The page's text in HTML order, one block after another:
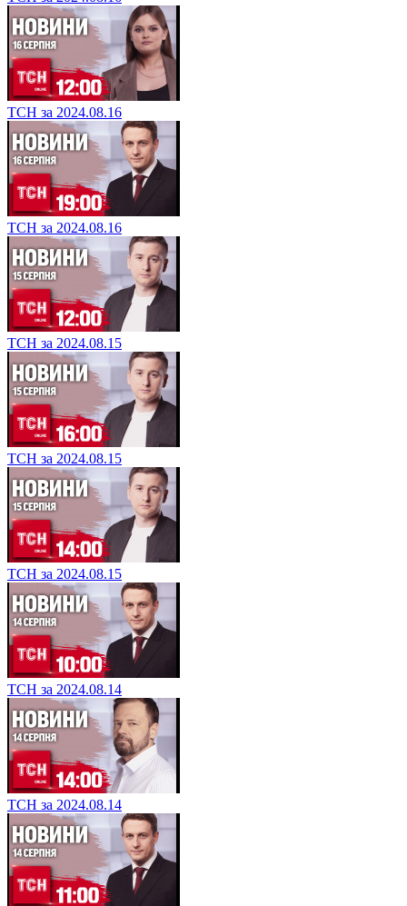
ТСН за 2024.08.16
ТСН за 2024.08.16
ТСН за 2024.08.15
ТСН за 2024.08.15
ТСН за 2024.08.15
ТСН за 2024.08.14
ТСН за 2024.08.14